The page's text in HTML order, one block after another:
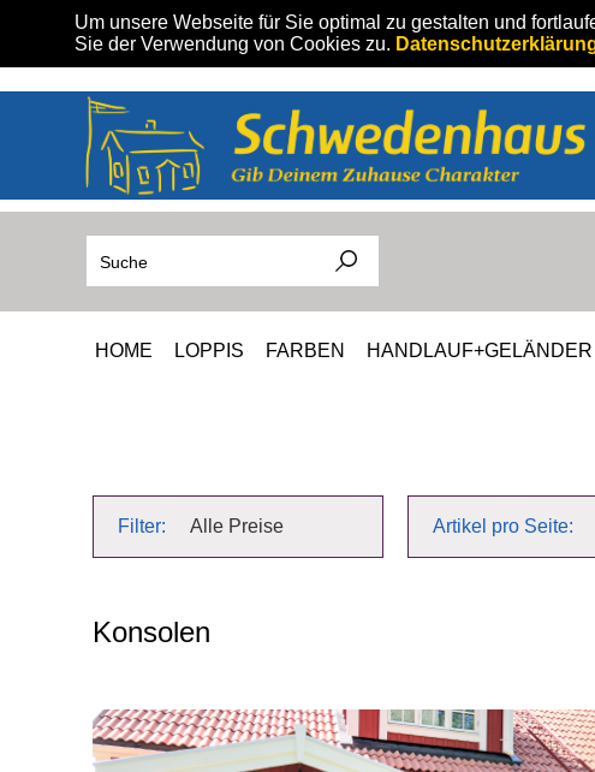
Um unsere Webseite für Sie optimal zu gestalten und
Sie der Verwendung von Cookies zu.
HOME LOPPIS FARBEN HANDLAUF+GELÄNDER
Filter: Alle Preise Artikel pro Seite:
Konsolen